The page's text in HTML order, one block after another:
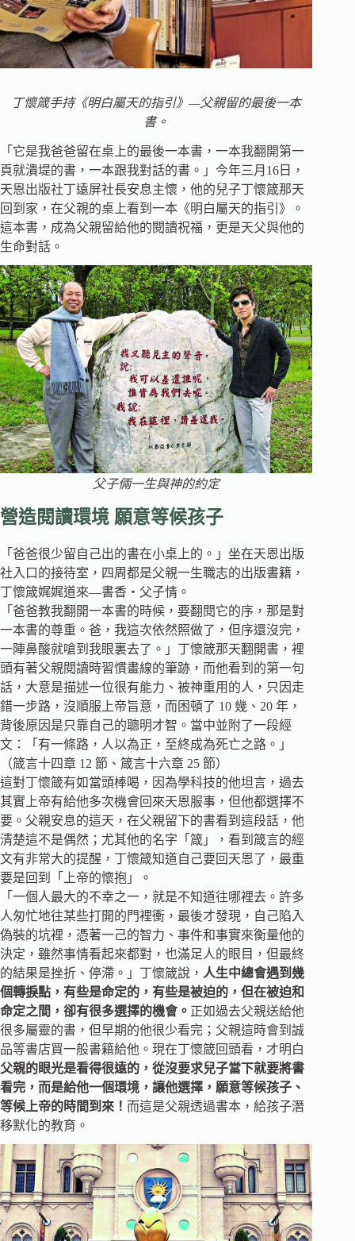
丁懷箴手持《明白屬天的指引》—父親留的最後一本
書。
「它是我爸爸留在桌上的最後一本書，一本我翻開第一
頁就潰堤的書，一本跟我對話的書。」今年三月16日，
天恩出版社丁遠屏社長安息主懷，他的兒子丁懷箴那天
回到家，在父親的桌上看到一本《明白屬天的指引》。
這本書，成為父親留給他的閱讀祝福，更是天父與他的
生命對話。
父子倆一生與神的約定
營造閱讀環境 願意等候孩子
「爸爸很少留自己出的書在小桌上的。」坐在天恩出版
社入口的接待室，四周都是父親一生職志的出版書籍，
丁懷箴娓娓道來—書香‧父子情。
「爸爸教我翻開一本書的時候，要翻閱它的序，那是對
一本書的尊重。爸，我這次依然照做了，但序還沒完，
一陣鼻酸就嗆到我眼裏去了。」丁懷箴那天翻開書，裡
頭有著父親閱讀時習慣畫線的筆跡，而他看到的第一句
話，大意是描述一位很有能力、被神重用的人，只因走
錯一步路，沒順服上帝旨意，而困頓了 10 幾、20 年，
背後原因是只靠自己的聰明才智。當中並附了一段經
文：「有一條路，人以為正，至終成為死亡之路。」
（箴言十四章 12 節、箴言十六章 25 節）
這對丁懷箴有如當頭棒喝，因為學科技的他坦言，過去
其實上帝有給他多次機會回來天恩服事，但他都選擇不
要。父親安息的這天，在父親留下的書看到這段話，他
清楚這不是偶然；尤其他的名字「箴」，看到箴言的經
文有非常大的提醒，丁懷箴知道自己要回天恩了，最重
要是回到「上帝的懷抱」。
「一個人最大的不幸之一，就是不知道往哪裡去。許多
人匆忙地往某些打開的門裡衝，最後才發現，自己陷入
偽裝的坑裡，憑著一己的智力、事件和事實來衡量他的
決定，雖然事情看起來都對，也滿足人的眼目，但最終
的結果是挫折、停滯。」丁懷箴說， 人生中總會遇到幾
個轉捩點，有些是命定的，有些是被迫的，但在被迫和
命定之間，卻有很多選擇的機會。 正如過去父親送給他
很多屬靈的書，但早期的他很少看完；父親這時會到誠
品等書店買一般書籍給他。現在丁懷箴回頭看，才明白
父親的眼光是看得很遠的，從沒要求兒子當下就要將書
看完，而是給他一個環境，讓他選擇，願意等候孩子、
等候上帝的時間到來！ 而這是父親透過書本，給孩子潛
移默化的教育。